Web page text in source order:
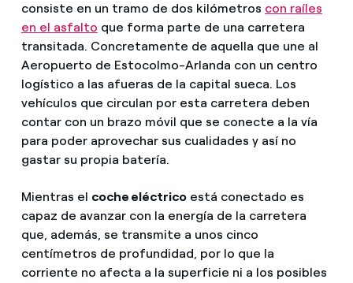
consiste en un tramo de dos kilómetros con raíles
en el asfalto que forma parte de una carretera
transitada. Concretamente de aquella que une al
Aeropuerto de Estocolmo-Arlanda con un centro
logístico a las afueras de la capital sueca. Los
vehículos que circulan por esta carretera deben
contar con un brazo móvil que se conecte a la vía
para poder aprovechar sus cualidades y así no
gastar su propia batería.
Mientras el coche eléctricoestá conectado es
capaz de avanzar con la energía de la carretera
que, además, se transmite a unos cinco
centímetros de profundidad, por lo que la
corriente no afecta a la superficie ni a los posibles